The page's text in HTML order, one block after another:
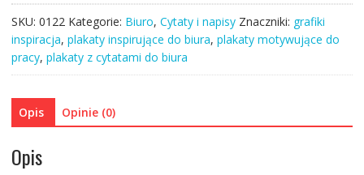
do
biura
Wszędzie
dobrze
ale
w
biurze
SKU: 0122 Kategorie: Biuro, Cytaty i napisy Znaczniki: grafiki
inspiracja, plakaty inspirujące do biura, plakaty motywujące do
pracy, plakaty z cytatami do biura
Opis Opinie (0)
Opis